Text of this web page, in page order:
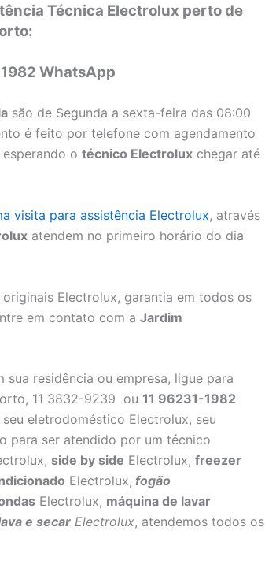
Técnica Electrolux perto de
WhatsApp
são de Segunda a sexta-feira das 08:00
é feito por telefone com agendamento
o técnico Electrolux chegar até
visita para assistência Electrolux, através
atendem no primeiro horário do dia
Electrolux, garantia em todos os
em contato com a Jardim
sua residência ou empresa, ligue para
11 3832-9239 ou 11 96231-1982
eletrodoméstico Electrolux, seu
para ser atendido por um técnico
side by side Electrolux, freezer
Electrolux, fogão
Electrolux, máquina de lavar
e secar Electrolux, atendemos todos os